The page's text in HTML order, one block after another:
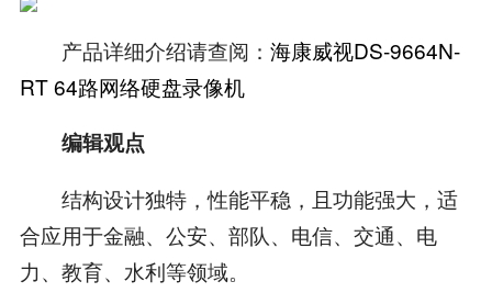
产品详细介绍请查阅： 海康威视DS-9664N-
RT 64路网络硬盘录像机
编辑观点
结构设计独特，性能平稳，且功能强大，适
合应用于金融、公安、部队、电信、交通、电
力、教育、水利等领域。